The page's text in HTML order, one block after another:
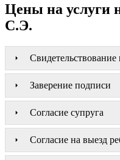
Цены на услуги
С.Э.
Заверение подписи
Согласие супруга
Согласие на выезд